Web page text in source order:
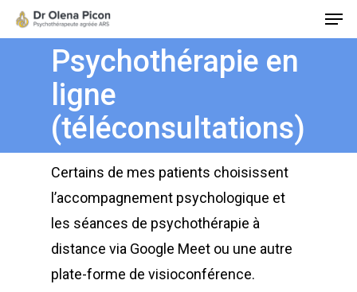
Hit enter to search or ESC to close
Psychothérapie en
ligne
(téléconsultations)
Certains de mes patients choisissent
l’accompagnement psychologique et
les séances de psychothérapie à
distance via Google Meet ou une autre
plate-forme de visioconférence.